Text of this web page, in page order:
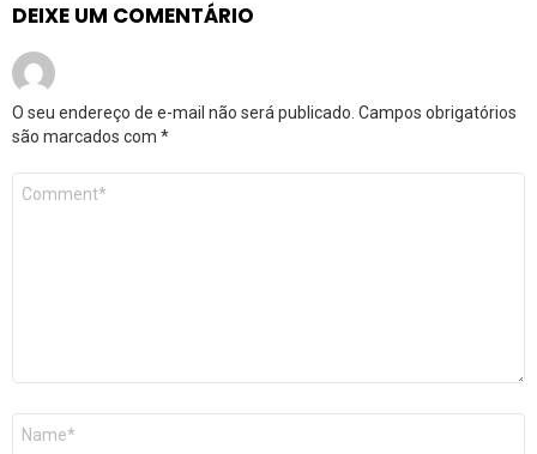
DEIXE UM COMENTÁRIO
O seu endereço de e-mail não será publicado. Campos obrigatórios
são marcados com *
Comentário
Nome